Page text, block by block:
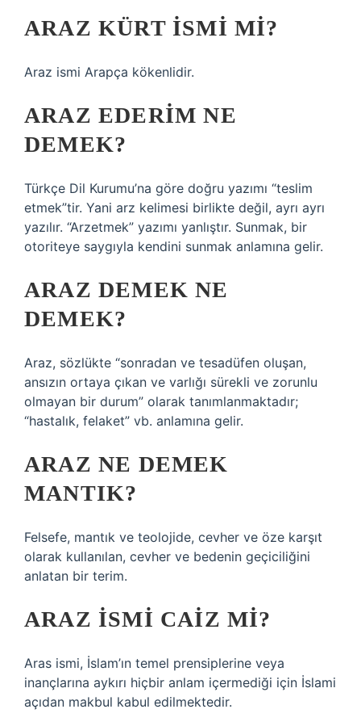
ARAZ KÜRT ISMI MI?
Araz ismi Arapça kökenlidir.
ARAZ EDERIM NE
DEMEK?
Türkçe Dil Kurumu’na göre doğru yazımı “teslim
etmek”tir. Yani arz kelimesi birlikte değil, ayrı ayrı
yazılır. “Arzetmek” yazımı yanlıştır. Sunmak, bir
otoriteye saygıyla kendini sunmak anlamına gelir.
ARAZ DEMEK NE
DEMEK?
Araz, sözlükte “sonradan ve tesadüfen oluşan,
ansızın ortaya çıkan ve varlığı sürekli ve zorunlu
olmayan bir durum” olarak tanımlanmaktadır;
“hastalık, felaket” vb. anlamına gelir.
ARAZ NE DEMEK
MANTIK?
Felsefe, mantık ve teolojide, cevher ve öze karşıt
olarak kullanılan, cevher ve bedenin geçiciliğini
anlatan bir terim.
ARAZ ISMI CAIZ MI?
Aras ismi, İslam’ın temel prensiplerine veya
inançlarına aykırı hiçbir anlam içermediği için İslami
açıdan makbul kabul edilmektedir.